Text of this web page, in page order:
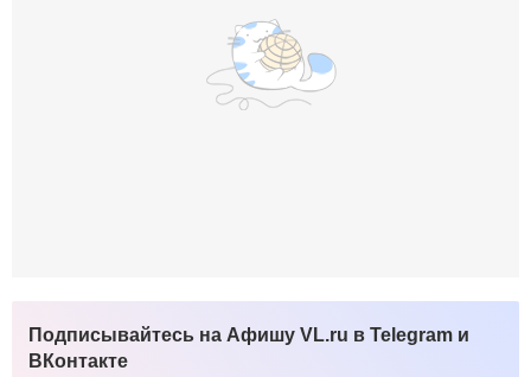
Подписывайтесь на Афишу VL.ru в Telegram и
ВКонтакте